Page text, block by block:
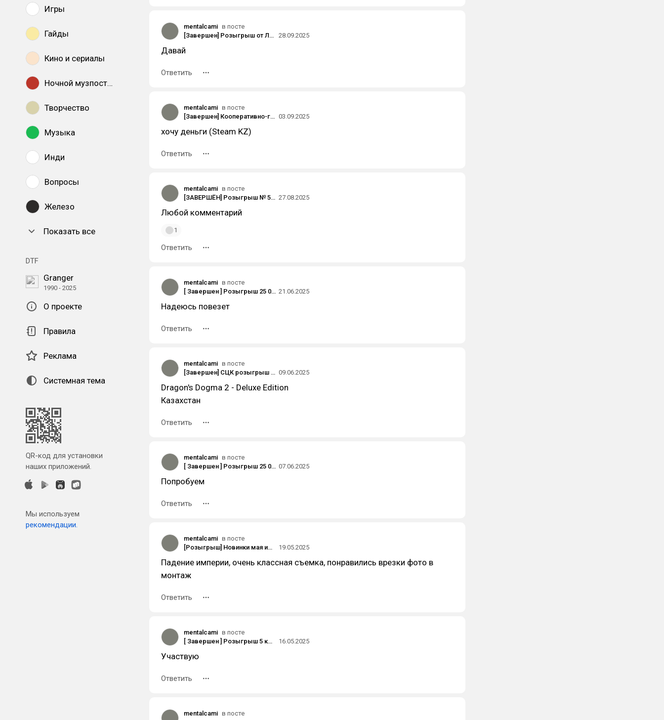
Игры
Гайды
Кино и сериалы
Ночной музпостинг
Творчество
Музыка
Инди
Вопросы
Железо
Показать все
DTF
Granger
1990 - 2025
О проекте
Правила
Реклама
Системная тема
QR-код для установки
наших приложений.
Мы используем
рекомендации.
mentalcami в посте
[Завершен] Розыгрыш от Люк Донат на 5000 руб!
28.09.2025
Давай
Ответить
mentalcami в посте
[Завершен] Кооперативно-гигачадский розыгрыш двух копий Gears Of War: Reloaded [Steam и Xbox] или двух копий Hollow Knight: Silksong или пополнения Steam кошелька на 2300-2500 рублей от СЦК Индастрис 03.09.2025
хочу деньги (Steam KZ)
Ответить
mentalcami в посте
[ЗАВЕРШЁН] Розыгрыш № 55 - Resident Evil 4 Remake (Steam, все страны) 27.08.2025
Любой комментарий
1
Ответить
mentalcami в посте
[ Завершен ] Розыгрыш 25 000 рублей на Steam-аккаунт от Playerok 21.06.2025
Надеюсь повезет
Ответить
mentalcami в посте
[Завершен] СЦК розыгрыш Elden Ring Nightreign, Clair Obscur: Expedition 33, Doom: Dark Ages и других игр из списка 09.06.2025
Dragon's Dogma 2 - Deluxe Edition
Казахстан
Ответить
mentalcami в посте
[ Завершен ] Розыгрыш 25 000 рублей на Steam-аккаунт от Playerok 07.06.2025
Попробуем
Ответить
mentalcami в посте
[Розыгрыш] Новинки мая или промокоды
19.05.2025
Падение империи, очень классная съемка, понравились врезки фото в
монтаж
Ответить
mentalcami в посте
[ Завершен ] Розыгрыш 5 ключей DOOM: THE DARK AGES от Playerok
16.05.2025
Участвую
Ответить
mentalcami в посте